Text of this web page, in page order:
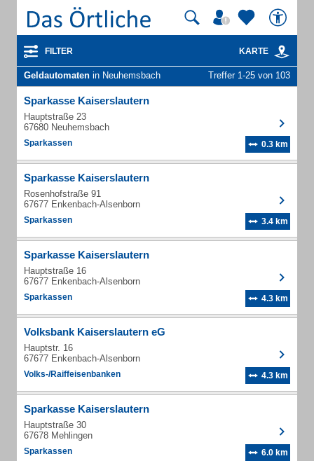
FILTER KARTE
Geldautomaten in Neuhemsbach Treffer 1-25 von 103
Sparkasse Kaiserslautern
Hauptstraße 23
67680 Neuhemsbach
Sparkassen 0.3 km
Sparkasse Kaiserslautern
Rosenhofstraße 91
67677 Enkenbach-Alsenborn
Sparkassen 3.4 km
Sparkasse Kaiserslautern
Hauptstraße 16
67677 Enkenbach-Alsenborn
Sparkassen 4.3 km
Volksbank Kaiserslautern eG
Hauptstr. 16
67677 Enkenbach-Alsenborn
Volks-/Raiffeisenbanken 4.3 km
Sparkasse Kaiserslautern
Hauptstraße 30
67678 Mehlingen
Sparkassen 6.0 km